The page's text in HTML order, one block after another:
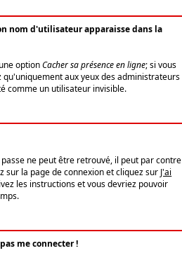
nom d'utilisateur apparaisse dans la
optionCacher sa présence en ligne; si vous
qu'uniquement aux yeux des administrateurs
comme un utilisateur invisible.
ne peut être retrouvé, il peut par contre
sur la page de connexion et cliquez sur J'ai
les instructions et vous devriez pouvoir
me connecter !